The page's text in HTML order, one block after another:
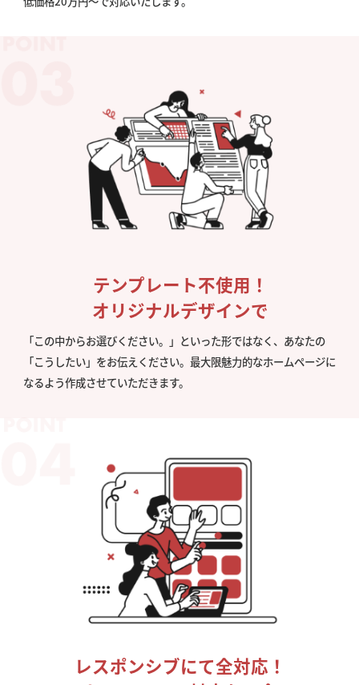
テンプレート不使用！
オリジナルデザインで
「この中からお選びください。」といった形ではなく、あなたの
「こうしたい」をお伝えください。最大限魅力的なホームページに
なるよう作成させていただきます。
レスポンシブにて全対応！